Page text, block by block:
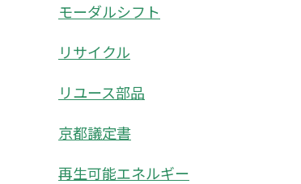
モーダルシフト
リサイクル
リユース部品
京都議定書
再生可能エネルギー